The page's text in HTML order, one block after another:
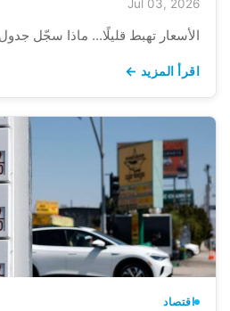
Jul 03, 2026
الأسعار تهبط قليلًا... ماذا سجّل
اقرأ المزيد ←
اقتصاد